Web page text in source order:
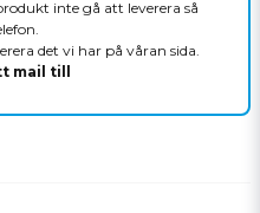
inte gå att leverera så
det vi har på våran sida.
mail till